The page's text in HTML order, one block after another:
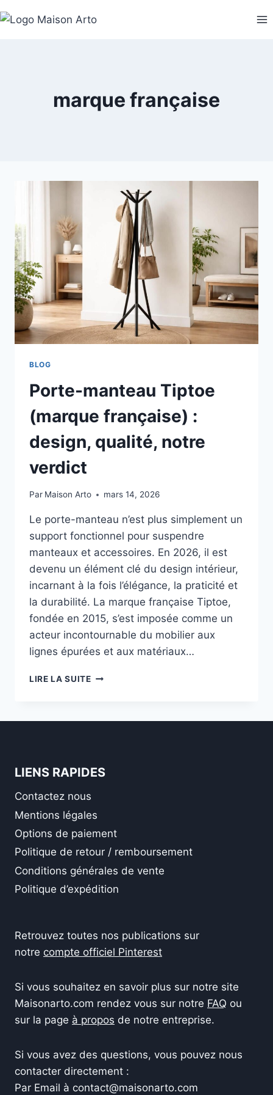
au
marque française
BLOG
Porte-manteau Tiptoe
(marque française) :
design, qualité, notre
verdict
Par Maison Arto mars 14, 2026
Le porte-manteau n’est plus simplement un
support fonctionnel pour suspendre
manteaux et accessoires. En 2026, il est
devenu un élément clé du design intérieur,
incarnant à la fois l’élégance, la praticité et
la durabilité. La marque française Tiptoe,
fondée en 2015, s’est imposée comme un
acteur incontournable du mobilier aux
lignes épurées et aux matériaux…
LIRE LA SUITEPORTE-
QUALITÉ,
NOTRE
LIENS RAPIDES
Contactez nous
Mentions légales
Options de paiement
Politique de retour / remboursement
Conditions générales de vente
Politique d’expédition
Retrouvez toutes nos publications sur
notre compte officiel Pinterest
Si vous souhaitez en savoir plus sur notre site
Maisonarto.com rendez vous sur notre FAQ ou
sur la page à propos de notre entreprise.
Si vous avez des questions, vous pouvez nous
contacter directement :
Par Email à contact@maisonarto.com